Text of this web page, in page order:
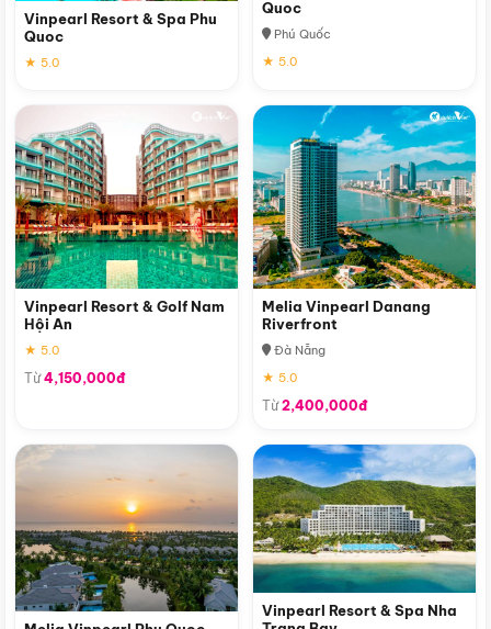
Vinpearl Resort & Spa Phu
Quoc
★ 5.0
Quoc
Phú Quốc
★ 5.0
Vinpearl Resort & Golf Nam
Hội An
★ 5.0
Từ4,150,000đ
Melia Vinpearl Danang
Riverfront
Đà Nẵng
★ 5.0
Từ2,400,000đ
Vinpearl Resort & Spa Nha